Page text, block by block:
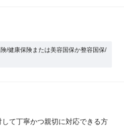
/健康保険または美容国保か整容国保/
して丁寧かつ親切に対応できる方